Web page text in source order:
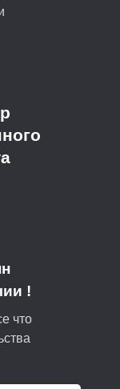
!
что